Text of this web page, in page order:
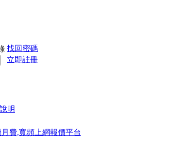
找回密碼
立即註冊
明
費,寬頻上網報價平台